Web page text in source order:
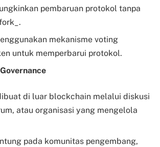
pembaruan protokol tanpa
mekanisme voting
untuk memperbarui protokol.
di luar blockchain melalui diskusi
atau organisasi yang mengelola
pada komunitas pengembang,